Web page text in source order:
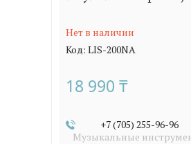
Нет в наличии
Код: LIS-200NA
18 990 ₸
+7 (705) 255-96-96
Музыкальные